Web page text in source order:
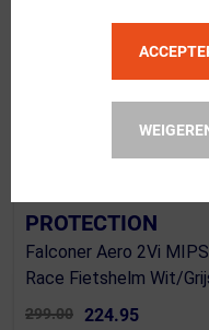
(2)
PROTECTION
Falconer Aero 2Vi MIPS
Race Fietshelm Wit/
299.00 224.95